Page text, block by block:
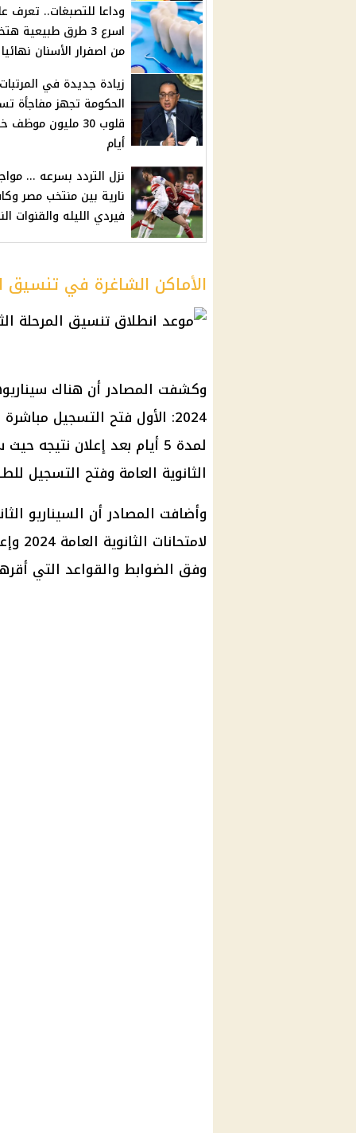
وداعا للتصبغات.. تعرف
اسرع 3 طرق طبيعية
من اصفرار الأسنان نهائيا
زيادة جديدة في
الحكومة تجهز مفاجأة
قلوب 30 مليون موظف
أيام
نزل التردد بسرعه ...
نارية بين منتخب مصر
فيردي الليله والقنوات
الأماكن الشاغرة في تنسيق
وكشفت المصادر أن هناك
2024: الأول فتح التسجيل
لمدة 5 أيام بعد إعلان
الثانوية العامة وفتح التسجيل
وأضافت المصادر أن السيناريو
وفق الضوابط والقواعد التي